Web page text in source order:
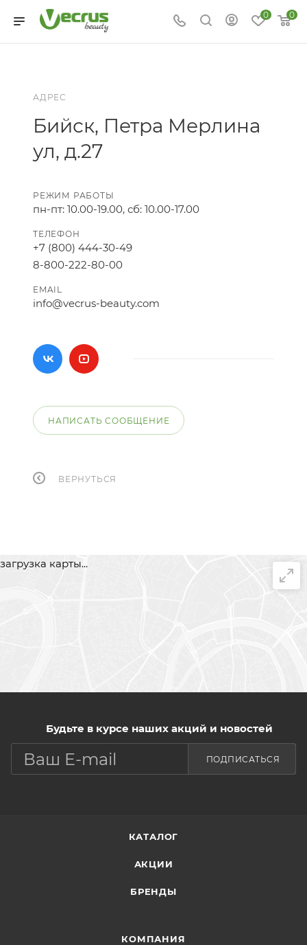
0 0
АДРЕС
Бийск, Петра Мерлина
ул, д.27
РЕЖИМ РАБОТЫ
пн-пт: 10.00-19.00, сб: 10.00-17.00
ТЕЛЕФОН
+7 (800) 444-30-49
8-800-222-80-00
EMAIL
info@vecrus-beauty.com
НАПИСАТЬ СООБЩЕНИЕ
ВЕРНУТЬСЯ
загрузка карты...
Будьте в курсе наших акций и новостей
ПОДПИСАТЬСЯ
КАТАЛОГ
АКЦИИ
БРЕНДЫ
КОМПАНИЯ